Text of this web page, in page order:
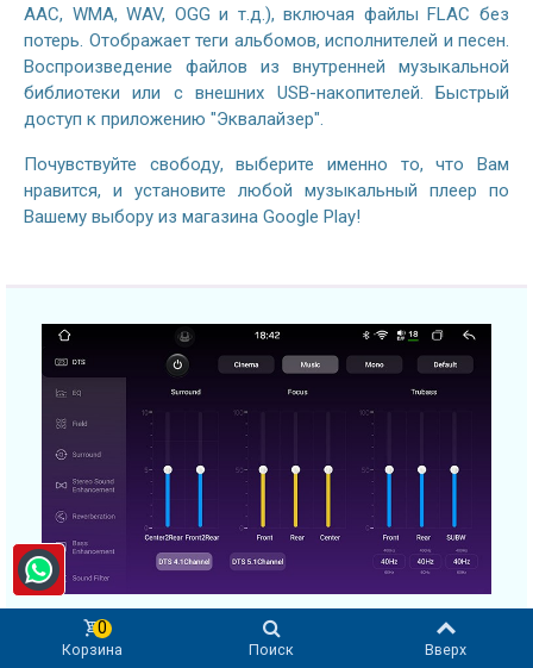
AAC, WMA, WAV, OGG и т.д.), включая файлы FLAC без
потерь. Отображает теги альбомов, исполнителей и песен.
Воспроизведение файлов из внутренней музыкальной
библиотеки или с внешних USB-накопителей. Быстрый
доступ к приложению "Эквалайзер".
Почувствуйте свободу, выберите именно то, что Вам
нравится, и установите любой музыкальный плеер по
Вашему выбору из магазина Google Play!
Корзина
0
Поиск Вверх